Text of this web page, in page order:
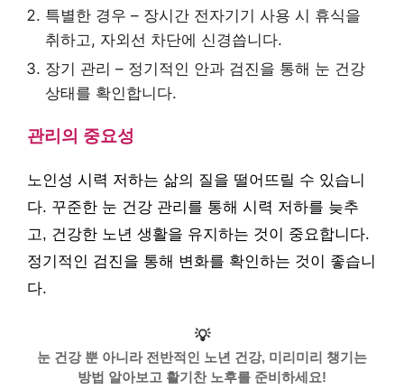
특별한 경우 – 장시간 전자기기 사용 시 휴식을
취하고, 자외선 차단에 신경씁니다.
장기 관리 – 정기적인 안과 검진을 통해 눈 건강
상태를 확인합니다.
관리의 중요성
노인성 시력 저하는 삶의 질을 떨어뜨릴 수 있습니
다. 꾸준한 눈 건강 관리를 통해 시력 저하를 늦추
고, 건강한 노년 생활을 유지하는 것이 중요합니다.
정기적인 검진을 통해 변화를 확인하는 것이 좋습니
다.
💡
눈 건강 뿐 아니라 전반적인 노년 건강, 미리미리 챙기는
방법 알아보고 활기찬 노후를 준비하세요!